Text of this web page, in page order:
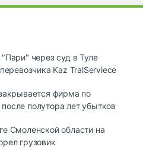
через суд в Туле
Kaz TralServiece
фирма по
полутора лет убытков
Смоленской области на
грузовик